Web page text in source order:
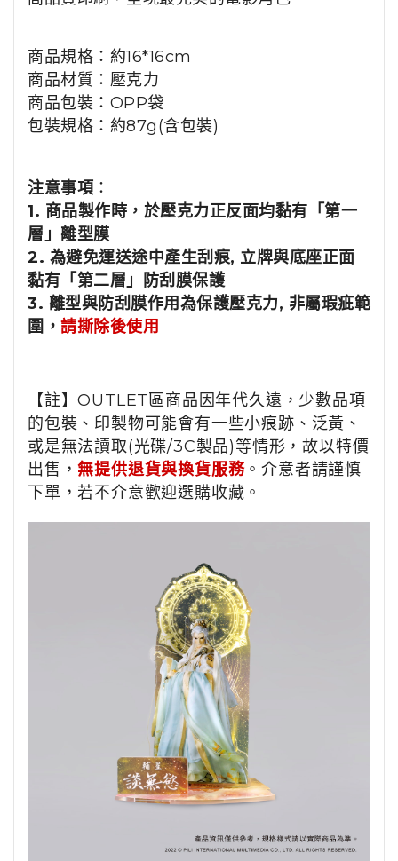
商品規格：約16*16cm
商品材質： 壓克力
商品包裝：OPP袋
包裝規格： 約87g(含包裝)
注意事項：
1. 商品製作時，於壓克力正反面均黏有「第一
層」離型膜
2. 為避免運送途中產生刮痕, 立牌與底座正面
黏有「第二層」防刮膜保護
3. 離型與防刮膜作用為保護壓克力, 非屬瑕疵範
圍， 請撕除後使用
【註】OUTLET區商品因年代久遠，少數品項
的包裝、印製物可能會有一些小痕跡、泛黃、
或是無法讀取(光碟/3C製品)等情形，故以特價
出售，無提供退貨與換貨服務。介意者請謹慎
下單，若不介意歡迎選購收藏。